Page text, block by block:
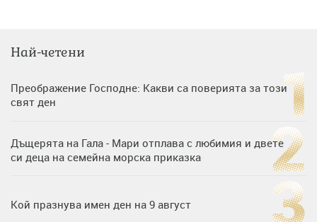
Най-четени
Преображение Господне: Какви са поверията за този
свят ден
Дъщерята на Гала - Мари отплава с любимия и двете
си деца на семейна морска приказка
Кой празнува имен ден на 9 август